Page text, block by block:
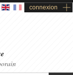
connexion